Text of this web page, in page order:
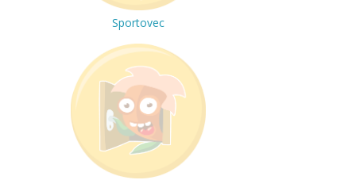
Sportovec